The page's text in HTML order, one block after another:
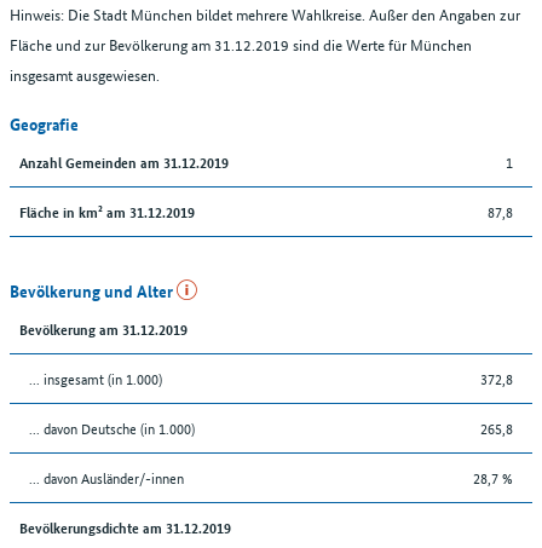
Hinweis: Die Stadt München bildet mehrere Wahlkreise. Außer den Angaben zur
Fläche und zur Bevölkerung am 31.12.2019 sind die Werte für München
insgesamt ausgewiesen.
Geografie
Anzahl Gemeinden am 31.12.2019 1
Fläche in km² am 31.12.2019 87,8
Bevölkerung und Alter
Bevölkerung am 31.12.2019
... insgesamt (in 1.000) 372,8
... davon Deutsche (in 1.000) 265,8
... davon Ausländer/-innen 28,7 %
Bevölkerungsdichte am 31.12.2019